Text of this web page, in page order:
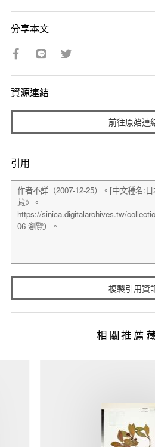
分享本文
資源連結
前往原始連
引用
複製引用資
相關推薦